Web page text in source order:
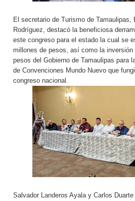
El secretario de Turismo de Tamaulipas,
Rodríguez, destacó la beneficiosa
este congreso para el estado la cual se
millones de pesos, así como la
pesos del Gobierno de Tamaulipas para
de Convenciones Mundo Nuevo que
congreso nacional.
Salvador Landeros Ayala y Carlos